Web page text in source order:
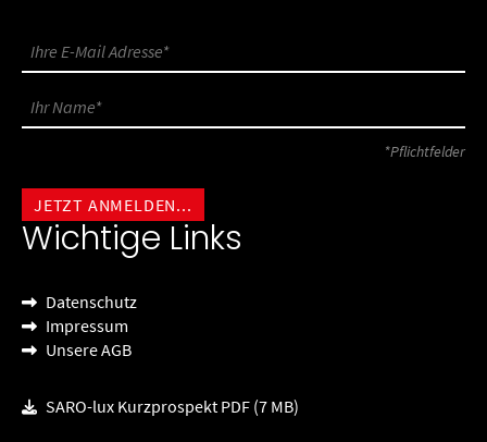
*Pflichtfelder
Wichtige Links
Datenschutz
Impressum
Unsere AGB
SARO-lux Kurzprospekt PDF (7 MB)